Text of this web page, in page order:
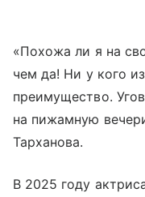
«Похожа ли я на
чем да! Ни у кого
преимущество.
на пижамную
Тарханова.
В 2025 году